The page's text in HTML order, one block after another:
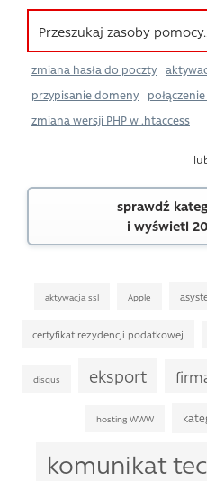
zmiana hasła do poczty
przypisanie domeny
połączenie
zmiana wersji PHP w .htaccess
sprawdź
i wyświetl
aktywacja ssl Apple
certyfikat rezydencji podatkowej
disqus eksport
hosting WWW
komunikat